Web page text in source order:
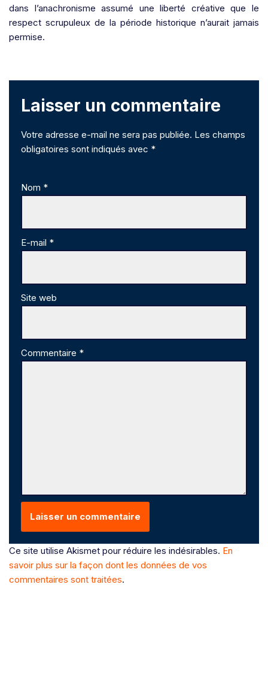
dans l’anachronisme assumé une liberté créative que le
respect scrupuleux de la période historique n’aurait jamais
permise.
Laisser un commentaire
Votre adresse e-mail ne sera pas publiée. Les champs
obligatoires sont indiqués avec *
Nom *
E-mail *
Site web
Commentaire *
Ce site utilise Akismet pour réduire les indésirables. En
savoir plus sur la façon dont les données de vos
commentaires sont traitées.